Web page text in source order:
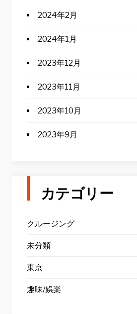
2024年2月
2024年1月
2023年12月
2023年11月
2023年10月
2023年9月
カテゴリー
クルージング
未分類
東京
趣味/娯楽